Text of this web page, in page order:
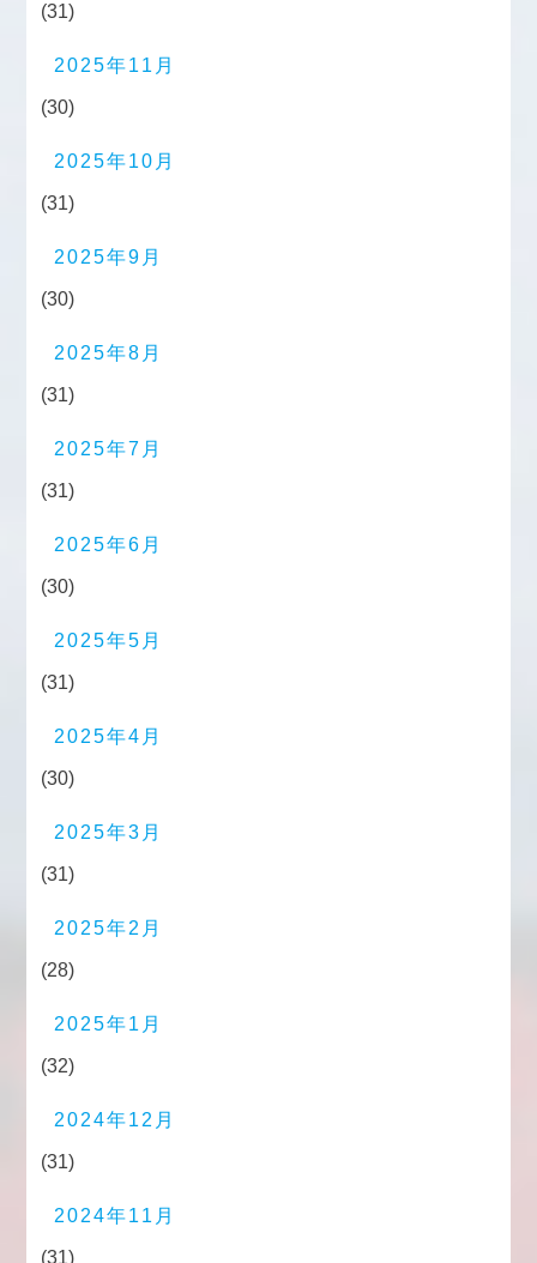
(31)
2025年11月
(30)
2025年10月
(31)
2025年9月
(30)
2025年8月
(31)
2025年7月
(31)
2025年6月
(30)
2025年5月
(31)
2025年4月
(30)
2025年3月
(31)
2025年2月
(28)
2025年1月
(32)
2024年12月
(31)
2024年11月
(31)